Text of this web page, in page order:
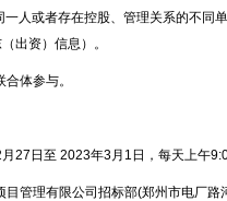
一人或者存在控股、管理关系的不同
出资）信息）。
体参与。
月 27 日至 2023年3月 1 日，每天上午
目管理有限公司招标部(郑州市电厂路